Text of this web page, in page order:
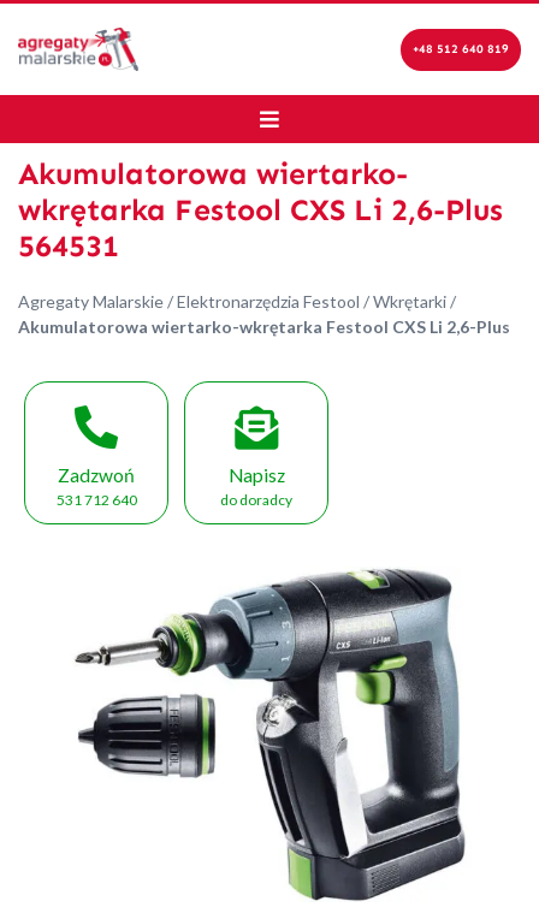
+48 512 640 819
Akumulatorowa wiertarko-
wkrętarka Festool CXS Li 2,6-Plus
564531
Agregaty Malarskie/Elektronarzędzia Festool /Wkrętarki/
Akumulatorowa wiertarko-wkrętarka Festool CXS Li 2,6-Plus
Zadzwoń
531 712 640
Napisz
do doradcy